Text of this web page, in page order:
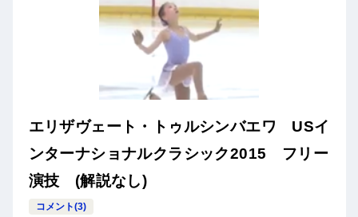
エリザヴェート・トゥルシンバエワ USイ
ンターナショナルクラシック2015 フリー
演技 (解説なし)
コメント(3)